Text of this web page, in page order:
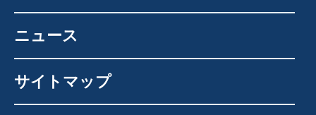
ニュース
サイトマップ